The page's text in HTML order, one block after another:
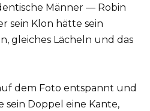
Männer — Robin
sein Klon hätte sein
gleiches Lächeln und das
dem Foto entspannt und
sein Doppel eine Kante,